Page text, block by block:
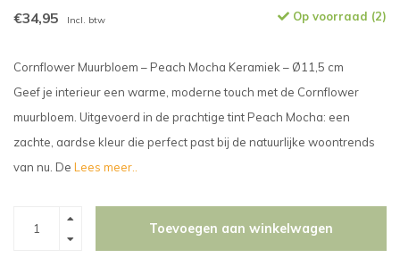
€34,95 Incl. btw Op voorraad (2)
Cornflower Muurbloem – Peach Mocha Keramiek – Ø11,5 cm
Geef je interieur een warme, moderne touch met de Cornflower
muurbloem. Uitgevoerd in de prachtige tint Peach Mocha: een
zachte, aardse kleur die perfect past bij de natuurlijke woontrends
van nu. De Lees meer..
Toevoegen aan winkelwagen